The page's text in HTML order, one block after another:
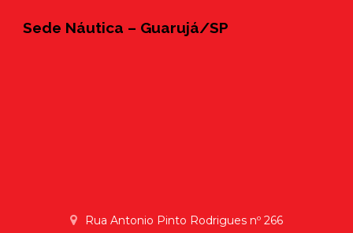
Sede Náutica – Guarujá/SP
Rua Antonio Pinto Rodrigues nº 266